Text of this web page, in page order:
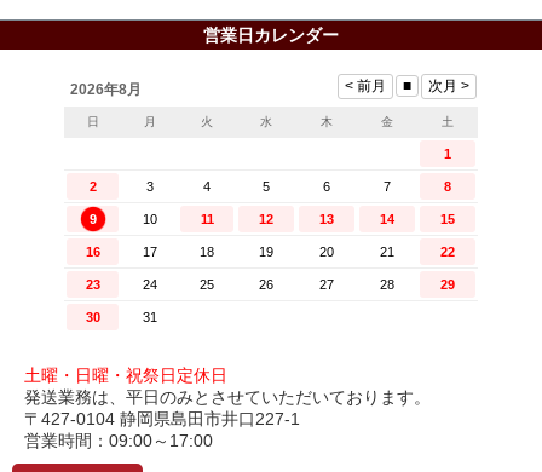
営業日カレンダー
土曜・日曜・祝祭日定休日
発送業務は、平日のみとさせていただいております。
〒427-0104 静岡県島田市井口227-1
営業時間：09:00～17:00